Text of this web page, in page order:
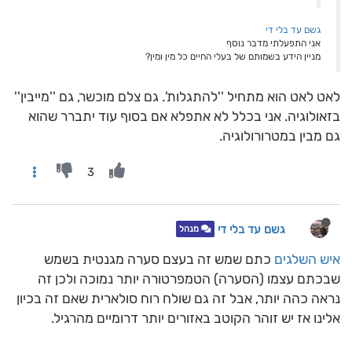
גשם עד בלי די
אני התפעלתי מדבר נוסף
מניין הידע בשמותם של בעלי החיים כל מין ומין?
לאט לאט הוא מתחיל ''להתגלות'. גם צלם מוכשר, גם ''מייבין''
בזאולוגיה. אני בכלל לא אתפלא אם בסוף עוד יתברר שהוא
גם מבין במטרורולוגיה.
3
גשם עד בלי די מנהל
איש השלגים כתם שמש זה בעצם סערה מגנטית בשמש
שבכתם עצמו (הסערה) הטמפרטורה יותר נמוכה ולכן זה
נראה כהה יותר, אבל זה גם שולח רוח סולארית שאם זה בכיון
אלינו אז יש זוהר הקוטב באזורים יותר דרומיים מהרגיל.